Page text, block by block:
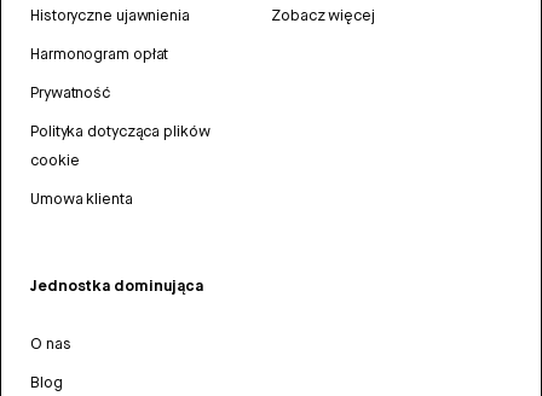
Historyczne ujawnienia
Harmonogram opłat
Prywatność
Polityka dotycząca plików
cookie
Umowa klienta
Zobacz więcej
Jednostka dominująca
O nas
Blog